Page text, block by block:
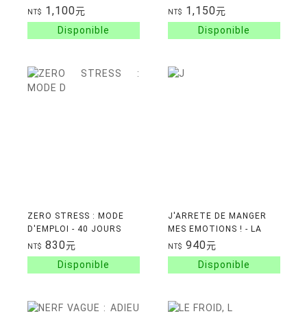
NT$ 1,100元 NT$ 1,150元
ZERO STRESS : MODE
D'EMPLOI - 40 JOURS
POUR VOUS DETENDRE
NT$ 830元
J'ARRETE DE MANGER
MES EMOTIONS ! - LA
METHODE ISABELLE
MINCEUR
NT$ 940元